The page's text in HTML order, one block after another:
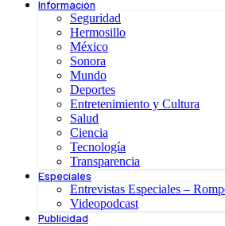
Información
Seguridad
Hermosillo
México
Sonora
Mundo
Deportes
Entretenimiento y Cultura
Salud
Ciencia
Tecnología
Transparencia
Especiales
Entrevistas Especiales –
Videopodcast
Publicidad